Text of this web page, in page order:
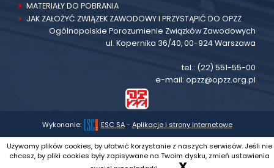
MATERIAŁY DO POBRANIA
JAK ZAŁOŻYĆ ZWIĄZEK ZAWODOWY I PRZYSTĄPIĆ DO OPZZ
Ogólnopolskie Porozumienie Związków Zawodowych
ul. Kopernika 36/40, 00-924 Warszawa
tel.: (22) 551-55-00
e-mail: opzz@opzz.org.pl
Wykonanie: ESC SA - Aplikacje i strony internetowe
Używamy plików cookies, by ułatwić korzystanie z naszych serwisów. Jeśli nie
chcesz, by pliki cookies były zapisywane na Twoim dysku, zmień ustawienia